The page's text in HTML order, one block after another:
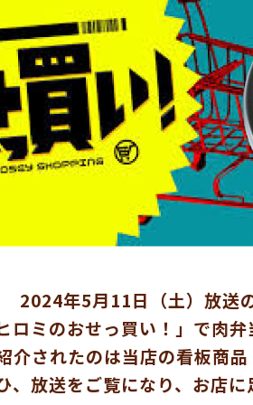
2024年5月11日（土）放送
ロミのおせっ買い！」で肉弁
介されたのは当店の看板商品
、放送をご覧になり、お店に